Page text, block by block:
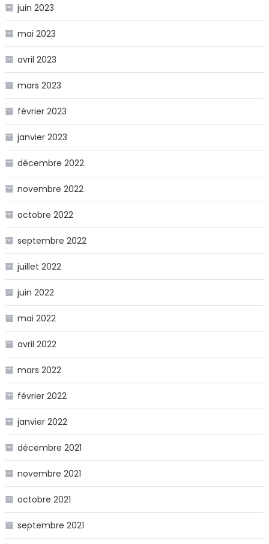
juin 2023
mai 2023
avril 2023
mars 2023
février 2023
janvier 2023
décembre 2022
novembre 2022
octobre 2022
septembre 2022
juillet 2022
juin 2022
mai 2022
avril 2022
mars 2022
février 2022
janvier 2022
décembre 2021
novembre 2021
octobre 2021
septembre 2021